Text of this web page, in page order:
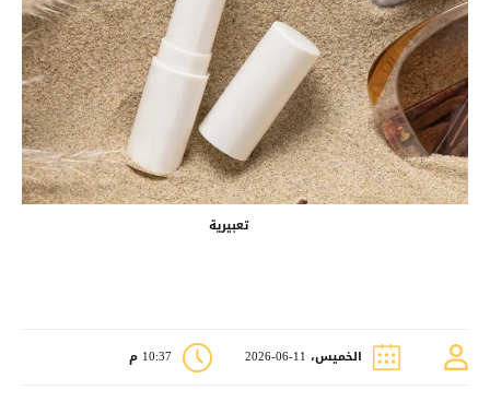
تعبيرية
الخميس، 11-06-2026 10:37 م